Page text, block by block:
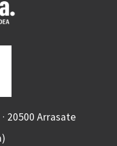
20500 Arrasate